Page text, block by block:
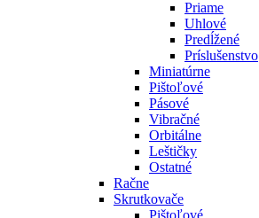
Priame
Uhlové
Predĺžené
Príslušenstvo
Miniatúrne
Pištoľové
Pásové
Vibračné
Orbitálne
Leštičky
Ostatné
Račne
Skrutkovače
Pištoľové